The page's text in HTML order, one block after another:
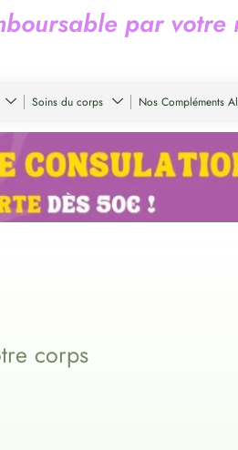
boursable par votre
Soins du corps Nos Compléments
corps